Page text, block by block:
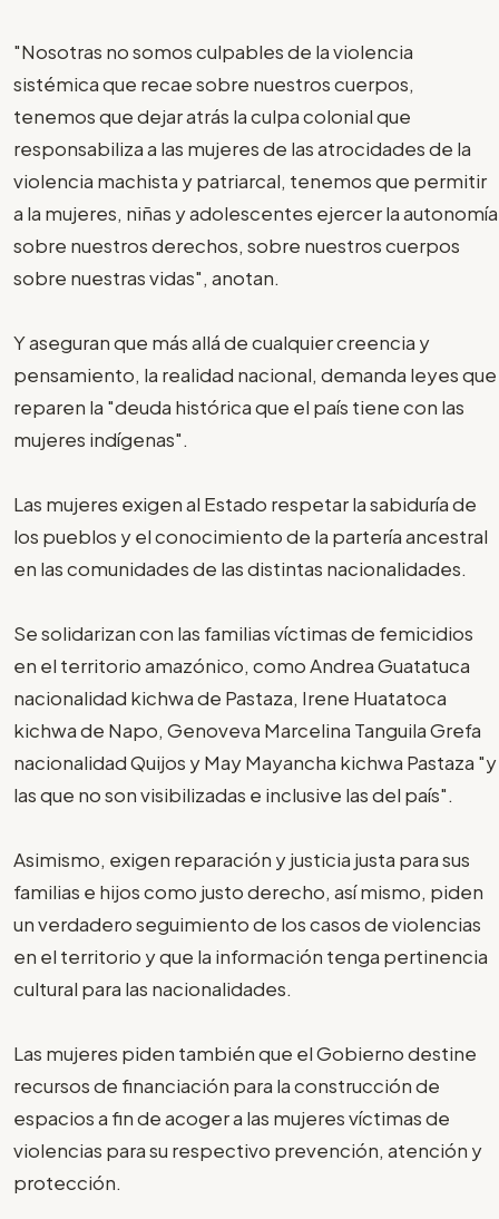
"Nosotras no somos culpables de la violencia
sistémica que recae sobre nuestros cuerpos,
tenemos que dejar atrás la culpa colonial que
responsabiliza a las mujeres de las atrocidades de la
violencia machista y patriarcal, tenemos que permitir
a la mujeres, niñas y adolescentes ejercer la autonomía
sobre nuestros derechos, sobre nuestros cuerpos
sobre nuestras vidas", anotan.
Y aseguran que más allá de cualquier creencia y
pensamiento, la realidad nacional, demanda leyes que
reparen la "deuda histórica que el país tiene con las
mujeres indígenas".
Las mujeres exigen al Estado respetar la sabiduría de
los pueblos y el conocimiento de la partería ancestral
en las comunidades de las distintas nacionalidades.
Se solidarizan con las familias víctimas de femicidios
en el territorio amazónico, como Andrea Guatatuca
nacionalidad kichwa de Pastaza, Irene Huatatoca
kichwa de Napo, Genoveva Marcelina Tanguila Grefa
nacionalidad Quijos y May Mayancha kichwa Pastaza "y
las que no son visibilizadas e inclusive las del país".
Asimismo, exigen reparación y justicia justa para sus
familias e hijos como justo derecho, así mismo, piden
un verdadero seguimiento de los casos de violencias
en el territorio y que la información tenga pertinencia
cultural para las nacionalidades.
Las mujeres piden también que el Gobierno destine
recursos de financiación para la construcción de
espacios a fin de acoger a las mujeres víctimas de
violencias para su respectivo prevención, atención y
protección.